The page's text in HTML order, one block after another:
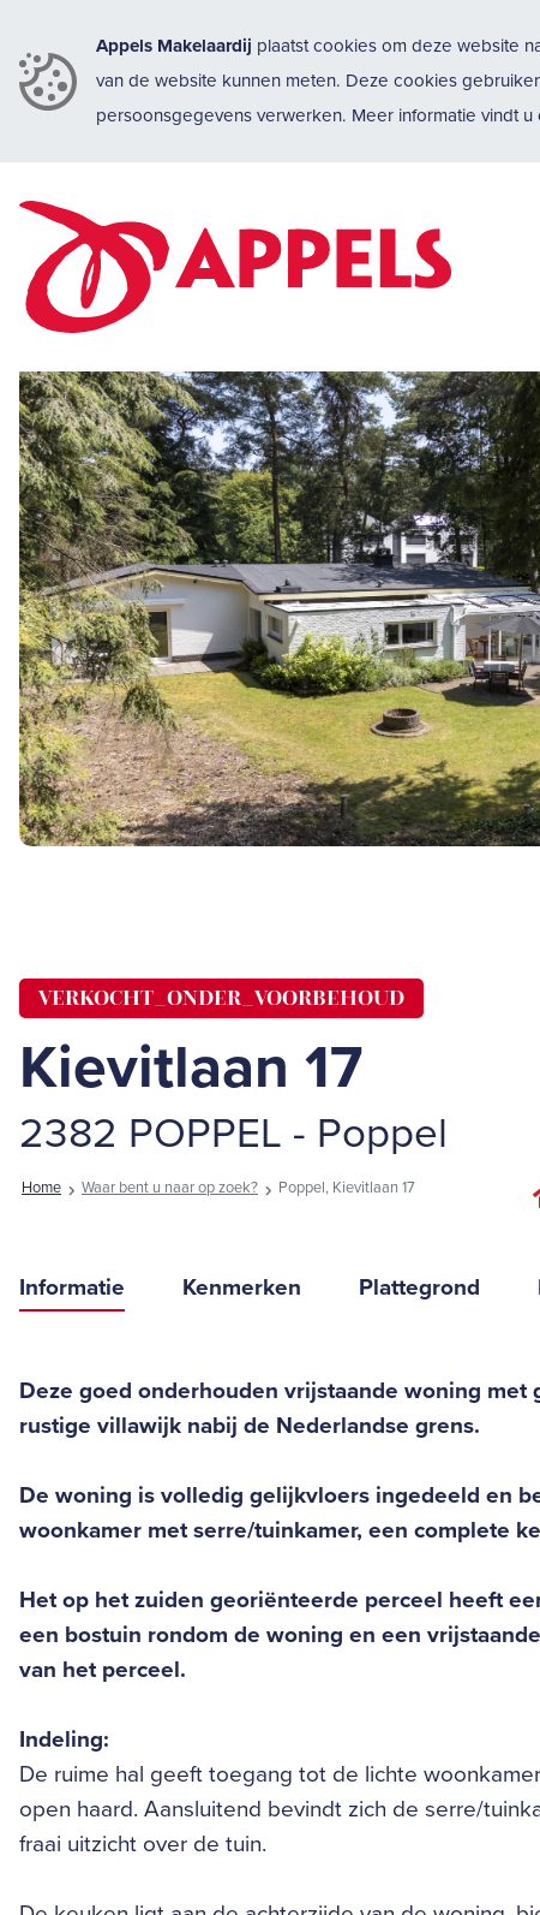
Appels Makelaardij plaatst cookies om deze website
van de website kunnen meten. Deze cookies
persoonsgegevens verwerken. Meer informatie vindt u
VERKOCHT_ONDER_VOORBEHOUD
Kievitlaan 17
2382 POPPEL - Poppel
Home Waar bent u naar op zoek? Poppel, Kievitlaan 17
Informatie Kenmerken Plattegrond
Deze goed onderhouden vrijstaande woning
rustige villawijk nabij de Nederlandse grens.
De woning is volledig gelijkvloers ingedeeld en
woonkamer met serre/tuinkamer, een complete
Het op het zuiden georiënteerde perceel heeft
een bostuin rondom de woning en een
van het perceel.
Indeling:
De ruime hal geeft toegang tot de lichte
open haard. Aansluitend bevindt zich de serre/
fraai uitzicht over de tuin.